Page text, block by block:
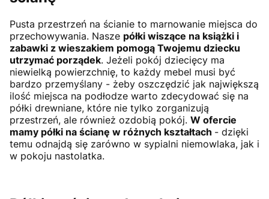
Pusta przestrzeń na ścianie to marnowanie miejsca do
przechowywania. Nasze półki wiszące na książki i
zabawki z wieszakiem pomogą Twojemu dziecku
utrzymać porządek. Jeżeli pokój dziecięcy ma
niewielką powierzchnię, to każdy mebel musi być
bardzo przemyślany - żeby oszczędzić jak największą
ilość miejsca na podłodze warto zdecydować się na
półki drewniane, które nie tylko zorganizują
przestrzeń, ale również ozdobią pokój. W ofercie
mamy półki na ścianę w różnych kształtach - dzięki
temu odnajdą się zarówno w sypialni niemowlaka, jak i
w pokoju nastolatka.